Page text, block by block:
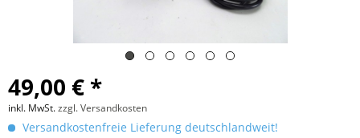
49,00 € *
inkl. MwSt.zzgl. Versandkosten
Versandkostenfreie Lieferung deutschlandweit!